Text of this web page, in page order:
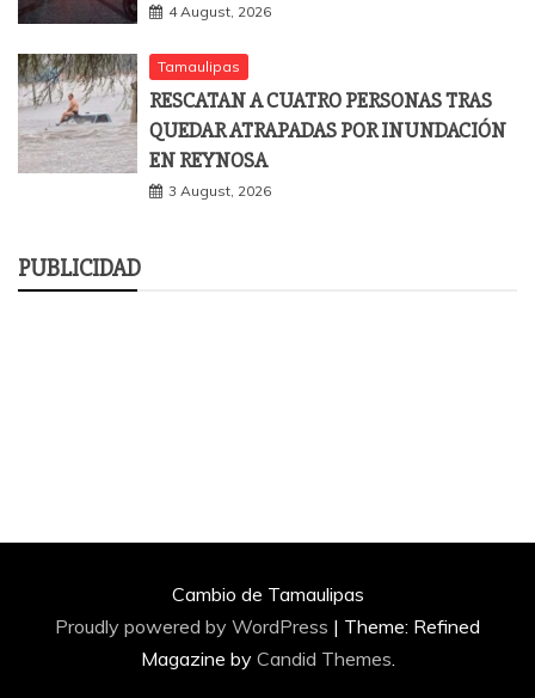
4 August, 2026
Tamaulipas
RESCATAN A CUATRO PERSONAS TRAS
QUEDAR ATRAPADAS POR INUNDACIÓN
EN REYNOSA
3 August, 2026
PUBLICIDAD
Cambio de Tamaulipas
Proudly powered by WordPress | Theme: Refined
Magazine by Candid Themes